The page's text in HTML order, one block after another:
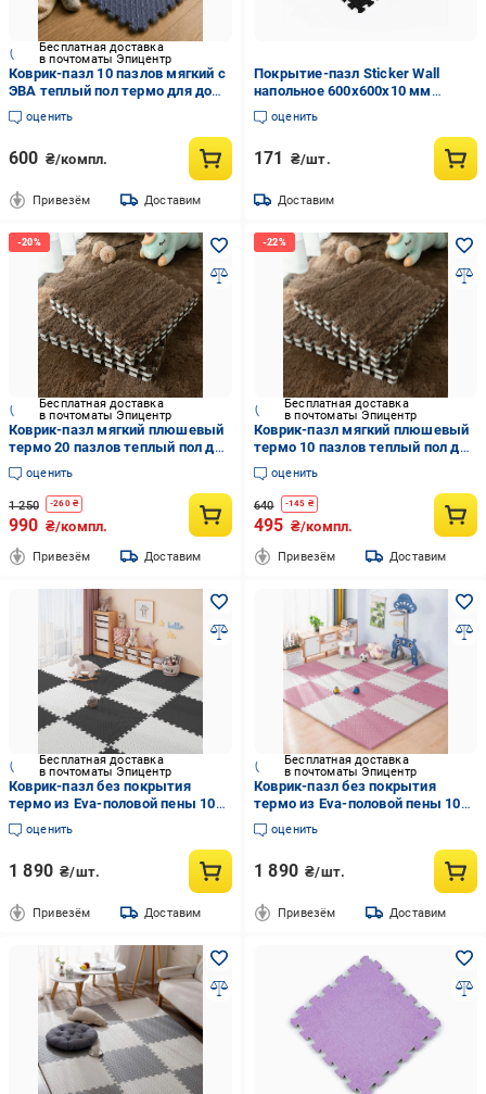
Бесплатная доставка
в почтоматы Эпицентр
Коврик-пазл 10 пазлов мягкий с
ЭВА теплый пол термо для дома
в детский без покрытия 60х150
см Темно-синий
оценить
600 ₴/компл.
Привезём Доставим
Покрытие-пазл Sticker Wall
напольное 600x600x10 мм
Черный (МР15 3DPanda-1169)
оценить
171 ₴/шт.
Доставим
Бесплатная доставка
в почтоматы Эпицентр
Коврик-пазл мягкий плюшевый
термо 20 пазлов теплый пол для
дома в детскую комнату
120х150 см Coffee
оценить
1 250 -260₴
990 ₴/компл.
Привезём Доставим
Бесплатная доставка
в почтоматы Эпицентр
Коврик-пазл мягкий плюшевый
термо 10 пазлов теплый пол для
дома в детскую комнату 60х150
см Coffee
оценить
640 -145 ₴
495 ₴/компл.
Привезём Доставим
Бесплатная доставка
в почтоматы Эпицентр
Коврик-пазл без покрытия
термо из Eva-половой пены 10
пазлов площадь покрытия 3,6м2
толщина 1 см 60х60 см Черный
оценить
1 890 ₴/шт.
Привезём Доставим
Бесплатная доставка
в почтоматы Эпицентр
Коврик-пазл без покрытия
термо из Eva-половой пены 10
пазлов площадь покрытия 3,6м2
толщина 1 см 60х60 см Розовый
оценить
1 890 ₴/шт.
Привезём Доставим